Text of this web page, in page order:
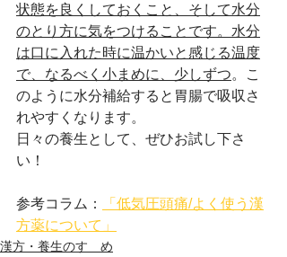
状態を良くしておくこと、そして水分
のとり方に気をつけることです。水分
は口に入れた時に温かいと感じる温度
で、なるべく小まめに、少しずつ。こ
のように水分補給すると胃腸で吸収さ
れやすくなります。
日々の養生として、ぜひお試し下さ
い！
参考コラム：
「低気圧頭痛/よく使う漢
方薬について」
漢方・養生のすゝめ